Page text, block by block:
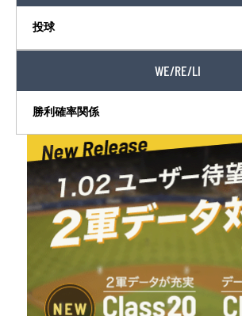
投球
WE/RE/LI
勝利確率関係